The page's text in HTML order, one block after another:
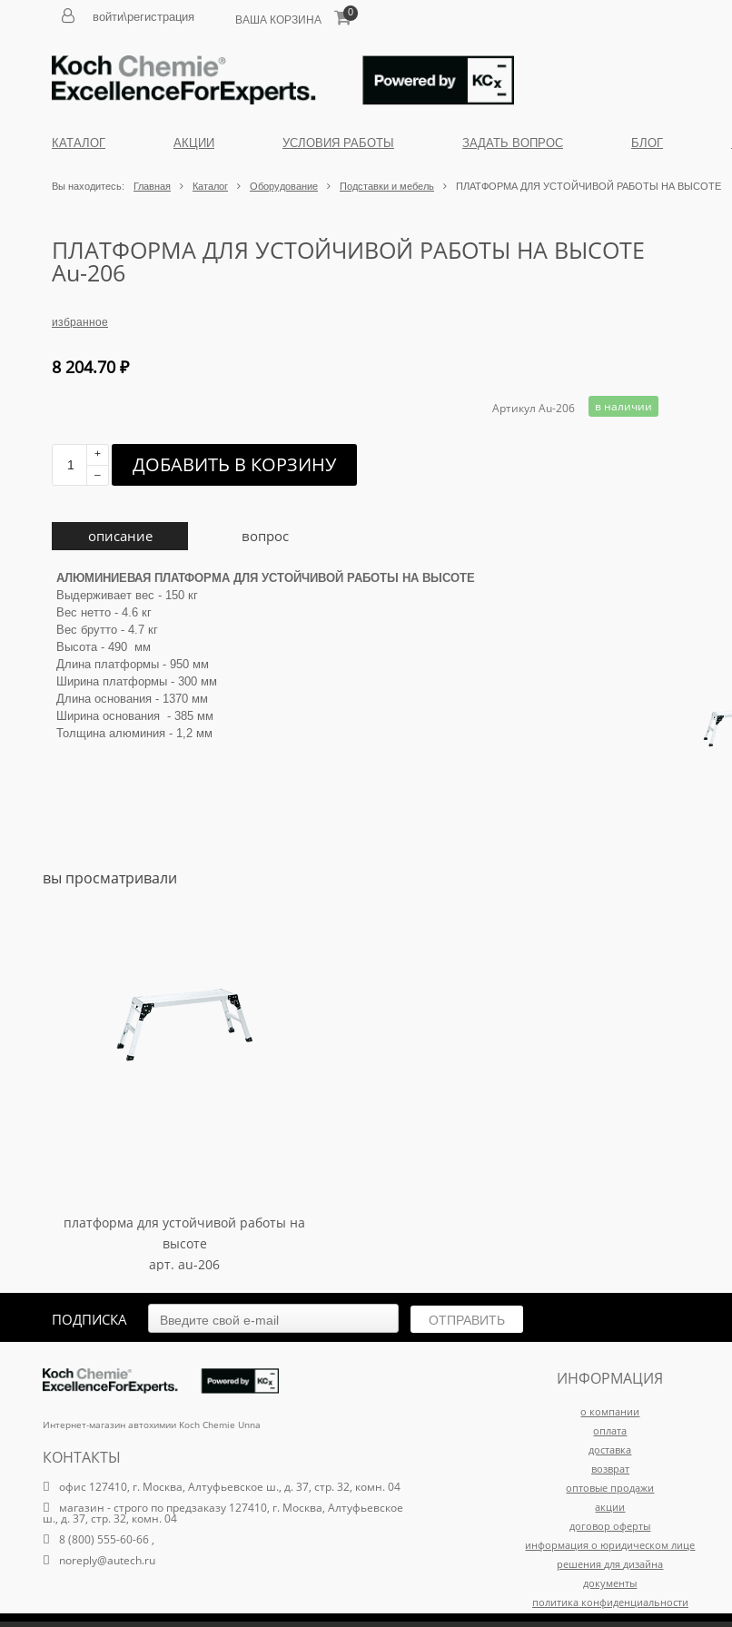
войти\регистрация ВАША КОРЗИНА
0
КАТАЛОГ АКЦИИ УСЛОВИЯ РАБОТЫ ЗАДАТЬ ВОПРОС БЛОГ
Вы находитесь: Главная Каталог Оборудование Подставки и мебель ПЛАТФОРМА ДЛЯ УСТОЙЧИВОЙ РАБОТЫ НА ВЫСОТЕ
ПЛАТФОРМА ДЛЯ УСТОЙЧИВОЙ РАБОТЫ НА ВЫСОТЕ
Au-206
избранное
8 204.70₽
Артикул Au-206 в наличии
+
–
ДОБАВИТЬ В КОРЗИНУ
описание вопрос
АЛЮМИНИЕВАЯ ПЛАТФОРМА ДЛЯ УСТОЙЧИВОЙ РАБОТЫ НА ВЫСОТЕ
Выдерживает вес - 150 кг
Вес нетто - 4.6 кг
Вес брутто - 4.7 кг
Высота - 490 мм
Длина платформы - 950 мм
Ширина платформы - 300 мм
Длина основания - 1370 мм
Ширина основания - 385 мм
Толщина алюминия - 1,2 мм
вы просматривали
платформа для устойчивой работы на
высоте
арт. au-206
8 204.70₽
ПОДПИСКА ОТПРАВИТЬ
Интернет-магазин автохимии Koch Chemie Unna
КОНТАКТЫ
офис 127410, г. Москва, Алтуфьевское ш., д. 37, стр. 32, комн. 04
магазин - строго по предзаказу 127410, г. Москва, Алтуфьевское
ш., д. 37, стр. 32, комн. 04
8 (800) 555-60-66 ,
noreply@autech.ru
ИНФОРМАЦИЯ
о компании
оплата
доставка
возврат
оптовые продажи
акции
договор оферты
информация о юридическом лице
решения для дизайна
документы
политика конфиденциальности